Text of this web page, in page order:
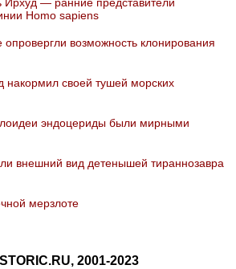
Homo sapiens
возможность клонирования
накормил своей тушей морских
эндоцериды были мирными
внешний вид детенышей тираннозавра
мерзлоте
2001-2023